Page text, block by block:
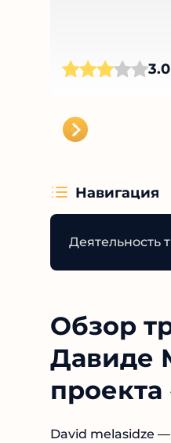
3.0
Навигация
Деятельность
Обзор
Давиде
David melasidze